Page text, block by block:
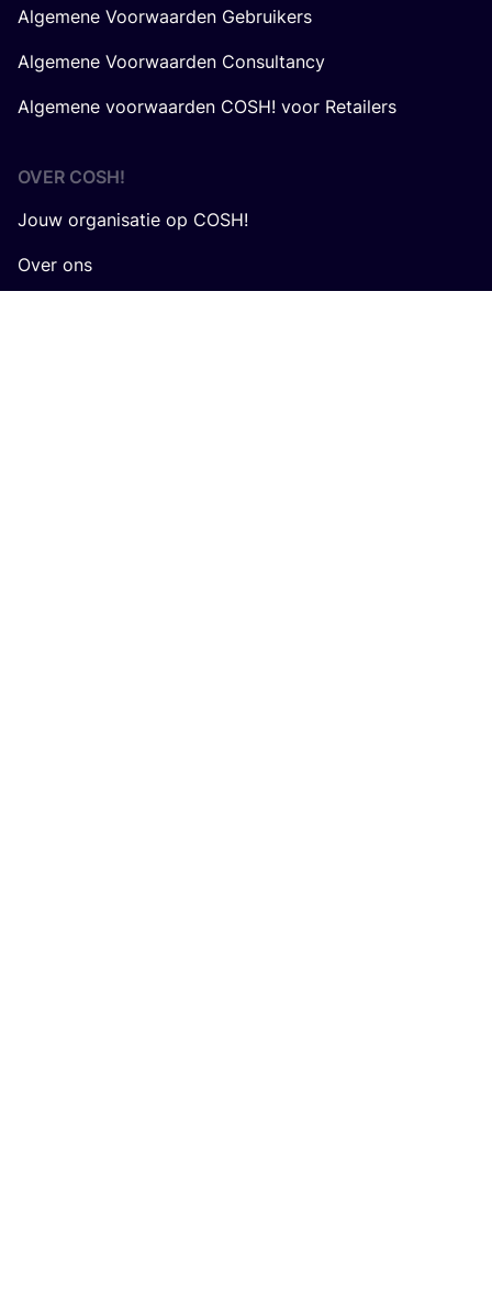
Algemene Voorwaarden Gebruikers
Algemene Voorwaarden Consultancy
Algemene voorwaarden COSH! voor Retailers
OVER COSH!
Jouw organisatie op COSH!
Over ons